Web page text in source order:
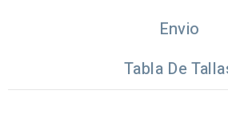
Envio
Tabla De